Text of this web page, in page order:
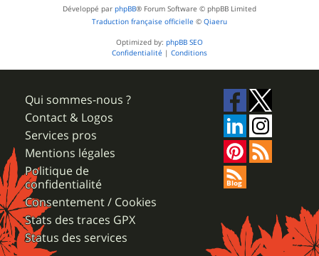
Développé par phpBB® Forum Software © phpBB Limited
Traduction française officielle © Qiaeru
Optimized by: phpBB SEO
Confidentialité | Conditions
Qui sommes-nous ?
Contact & Logos
Services pros
Mentions légales
Politique de
confidentialité
Consentement / Cookies
Stats des traces GPX
Status des services